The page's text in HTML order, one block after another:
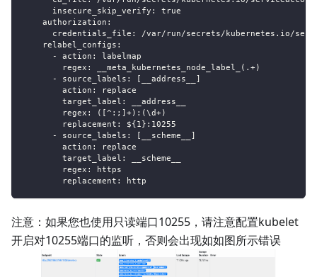
insecure_skip_verify :
true
authorization :
credentials_file :
/var/run/secrets/kubernetes.io/
relabel_configs :
-
action :
labelmap
regex :
__meta_kubernetes_node_label_(.+)
-
source_labels : __address__
action :
replace
target_label :
__address__
regex : ( ^ : ; +) : (\d+)
replacement : ${ 1 } : 10255
-
source_labels : __scheme__
action :
replace
target_label :
__scheme__
regex :
https
replacement : http
注意：如果您也使用只读端口10255，请注意配置kubelet
开启对10255端口的监听，否则会出现如如图所示错误